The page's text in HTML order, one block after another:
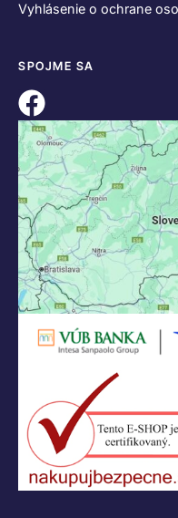
Vyhlásenie o ochrane
SPOJME SA